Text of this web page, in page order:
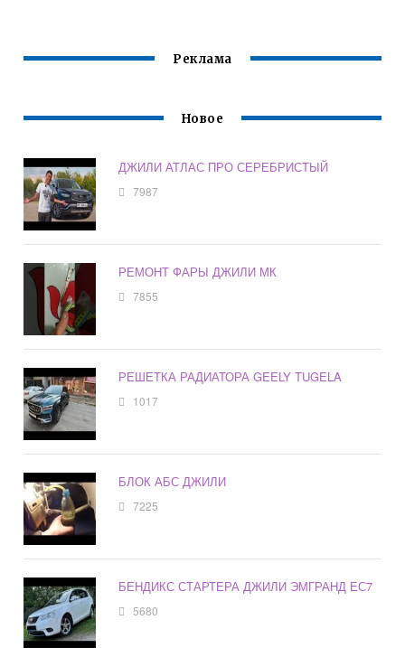
Реклама
Новое
ДЖИЛИ АТЛАС ПРО СЕРЕБРИСТЫЙ
7987
РЕМОНТ ФАРЫ ДЖИЛИ МК
7855
РЕШЕТКА РАДИАТОРА GEELY TUGELA
1017
БЛОК АБС ДЖИЛИ
7225
БЕНДИКС СТАРТЕРА ДЖИЛИ ЭМГРАНД ЕС7
5680